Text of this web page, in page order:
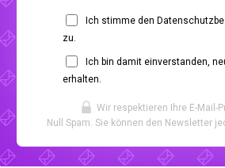
Ich stimme den
zu.
Ich bin damit einverstanden,
erhalten.
Wir respektieren Ihre E-Mail-
Null Spam. Sie können den Newsletter